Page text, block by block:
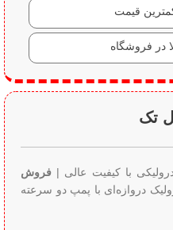
با کیفیت عالی | فروش
دروازه‌ای با پمپ دو سرعته
قیمت
در فروشگاه